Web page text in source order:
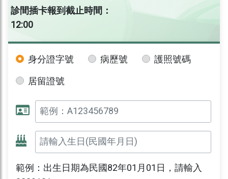
診間插卡報到截止時間：
12:00
身分證字號 病歷號
護照號碼
居留證號
範例：出生日期為民國82年01月01日，請輸入